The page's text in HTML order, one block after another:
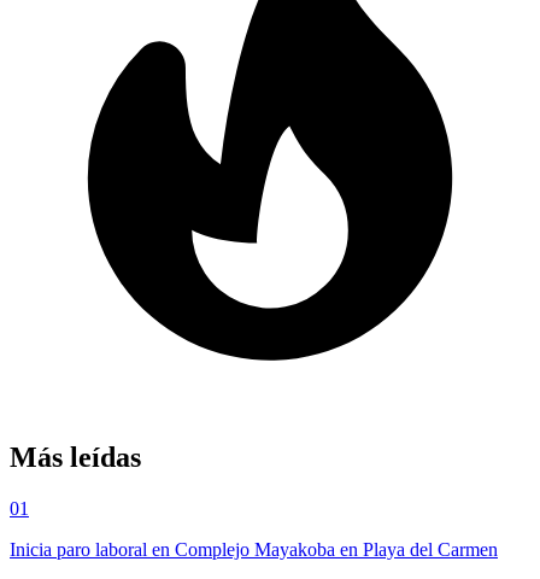
Más leídas
01
Inicia paro laboral en Complejo Mayakoba en Playa del Carmen